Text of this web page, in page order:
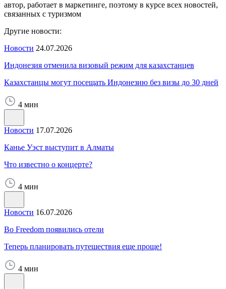
автор, работает в маркетинге, поэтому в курсе всех новостей,
связанных с туризмом
Другие новости:
Новости 24.07.2026
Индонезия отменила визовый режим для казахстанцев
Казахстанцы могут посещать Индонезию без визы до 30 дней
4 мин
Новости 17.07.2026
Канье Уэст выступит в Алматы
Что известно о концерте?
4 мин
Новости 16.07.2026
Во Freedom появились отели
Теперь планировать путешествия еще проще!
4 мин